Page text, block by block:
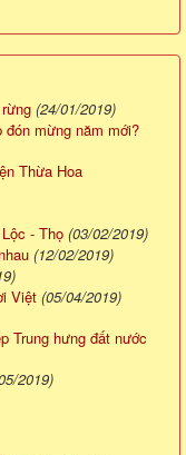
(24/01/2019)
đón mừng năm mới?
Thừa Hoa
- Thọ (03/02/2019)
(12/02/2019)
Việt (05/04/2019)
Trung hưng đất nước
2019)